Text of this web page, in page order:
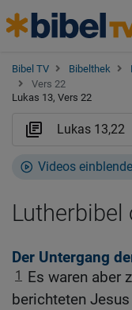
Bibel TV Bibelthek
Vers 22
Lukas 13, Vers 22
Videos
Lutherbibel
Der Untergang
1
Es waren aber
berichteten